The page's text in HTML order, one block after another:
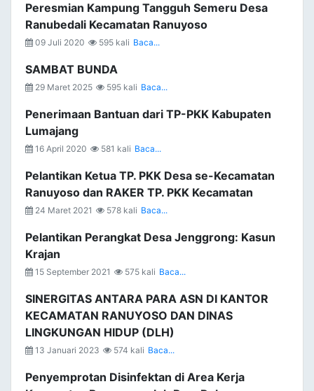
Peresmian Kampung Tangguh Semeru Desa
Ranubedali Kecamatan Ranuyoso
09 Juli 2020 595 kali Baca...
SAMBAT BUNDA
29 Maret 2025 595 kali Baca...
Penerimaan Bantuan dari TP-PKK Kabupaten
Lumajang
16 April 2020 581 kali Baca...
Pelantikan Ketua TP. PKK Desa se-Kecamatan
Ranuyoso dan RAKER TP. PKK Kecamatan
24 Maret 2021 578 kali Baca...
Pelantikan Perangkat Desa Jenggrong: Kasun
Krajan
15 September 2021 575 kali Baca...
SINERGITAS ANTARA PARA ASN DI KANTOR
KECAMATAN RANUYOSO DAN DINAS
LINGKUNGAN HIDUP (DLH)
13 Januari 2023 574 kali Baca...
Penyemprotan Disinfektan di Area Kerja